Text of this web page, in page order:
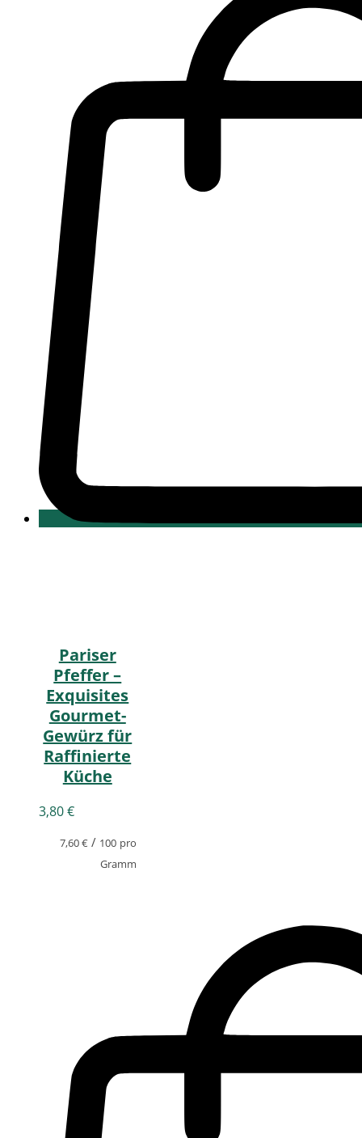
Pariser
Pfeffer –
Exquisites
Gourmet-
Gewürz für
Raffinierte
Küche
3,80€
7,60€/ 100 pro
Gramm